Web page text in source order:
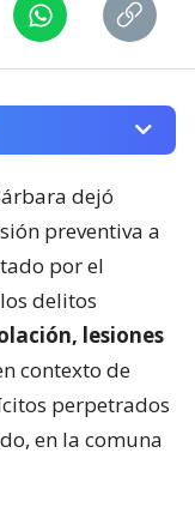
dejó
preventiva a
por el
delitos
lesiones
contexto de
perpetrados
en la comuna